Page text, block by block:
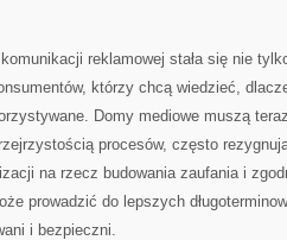
reklamowej stała się nie
którzy chcą wiedzieć,
Domy mediowe muszą
procesów, często
na rzecz budowania zaufania i
prowadzić do lepszych
i bezpieczni.